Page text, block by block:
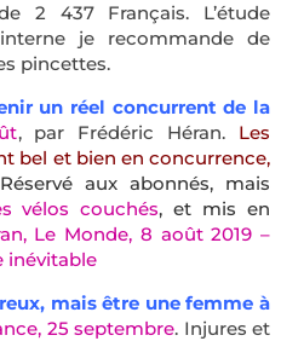
2 437 Français. L’étude
je recommande de
pincettes.
un réel concurrent de la
, par Frédéric Héran. Les
bel et bien en concurrence,
Réservé aux abonnés, mais
vélos couchés, et mis en
Le Monde, 8 août 2019 –
inévitable
mais être une femme à
25 septembre. Injures et